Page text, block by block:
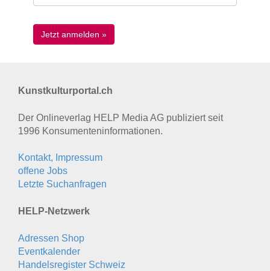
Kunstkulturportal.ch
Der Onlineverlag HELP Media AG publiziert seit
1996 Konsumenten­informationen.
Kontakt, Impressum
offene Jobs
Letzte Suchanfragen
HELP-Netzwerk
Adressen Shop
Eventkalender
Handelsregister Schweiz